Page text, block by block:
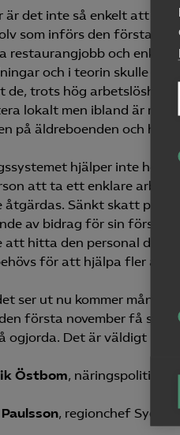
är det inte så enkelt att
som införs den första
restaurangjobb och
och i teorin skulle
de, trots hög arbetslöshet,
lokalt men ibland är
på äldreboenden och
hjälper inte
att ta ett enklare
åtgärdas. Sänkt skatt på
av bidrag för sin
att hitta den personal de
för att hjälpa fler
ser ut nu kommer många
första november få
ogjorda. Det är väldigt
Östbom, näringspolitisk
, regionchef Syd,